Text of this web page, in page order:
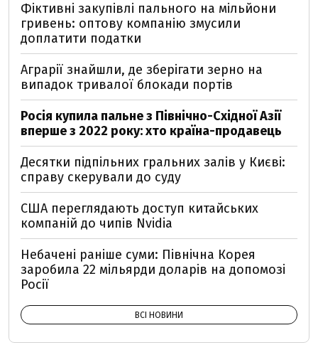
Фіктивні закупівлі пального на мільйони
гривень: оптову компанію змусили
доплатити податки
Аграрії знайшли, де зберігати зерно на
випадок тривалої блокади портів
Росія купила пальне з Північно-Східної Азії
вперше з 2022 року: хто країна-продавець
Десятки підпільних гральних залів у Києві:
справу скерували до суду
США переглядають доступ китайських
компаній до чипів Nvidia
Небачені раніше суми: Північна Корея
заробила 22 мільярди доларів на допомозі
Росії
ВСІ НОВИНИ